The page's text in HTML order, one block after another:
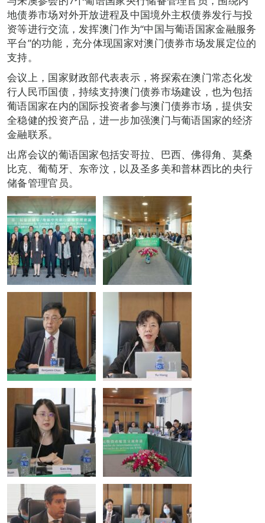
地债券市场对外开放进程及中国境外主权债券发行与投
资等进行交流，发挥澳门作为“中国与葡语国家金融服务
平台”的功能，充分体现国家对澳门债券市场发展定位的
支持。
会议上，国家财政部代表表示，将探索在澳门常态化发
行人民币国债，持续支持澳门债券市场建设，也为包括
葡语国家在内的国际投资者参与澳门债券市场，提供安
全稳健的投资产品，进一步加强澳门与葡语国家的经济
金融联系。
出席会议的葡语国家包括安哥拉、巴西、佛得角、莫桑
比克、葡萄牙、东帝汶，以及圣多美和普林西比的央行
储备管理官员。